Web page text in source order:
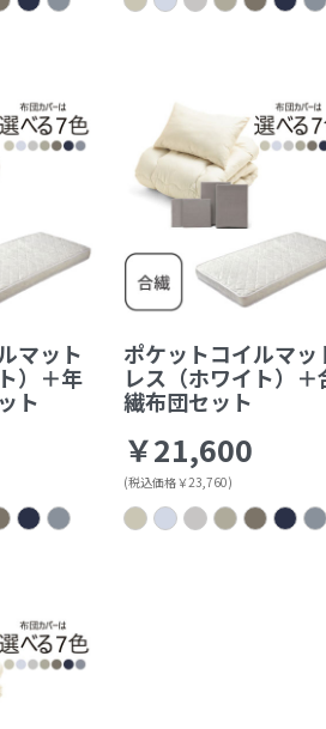
マット
）＋年
ト
ポケットコイルマッ
レス（ホワイト）＋
繊布団セット
￥21,600
(税込価格￥23,760)